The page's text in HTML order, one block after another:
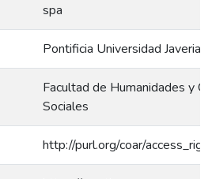
spa
Pontificia Universidad
Facultad de Humanidades y
Sociales
http://purl.org/coar/